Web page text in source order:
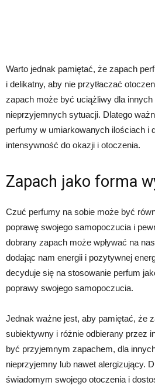
Warto jednak pamiętać, że zapach
i delikatny, aby nie przytłaczać
zapach może być uciążliwy dla
nieprzyjemnych sytuacji. Dlatego
perfumy w umiarkowanych ilościach i
intensywność do okazji i otoczenia.
Zapach jako forma
Czuć perfumy na sobie może być
poprawę swojego samopoczucia i
dobrany zapach może wpływać na
dodając nam energii i pozytywnej
decyduje się na stosowanie perfum
poprawy swojego samopoczucia.
Jednak ważne jest, aby pamiętać, że
subiektywny i różnie odbierany przez
być przyjemnym zapachem, dla
nieprzyjemny lub nawet alergizujący.
świadomym swojego otoczenia i